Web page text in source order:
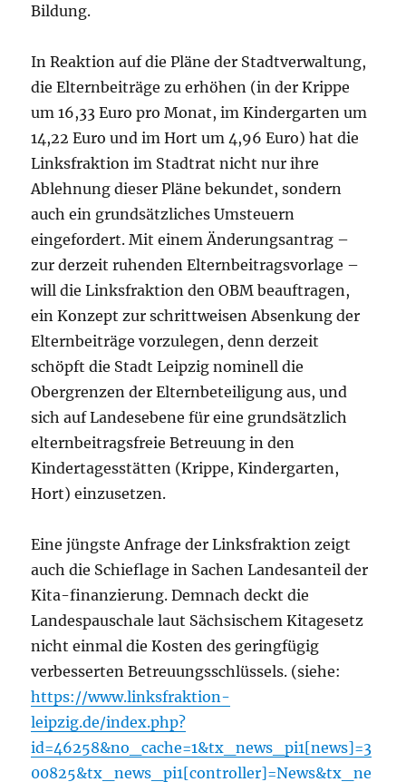
Bildung.
In Reaktion auf die Pläne der Stadtverwaltung,
die Elternbeiträge zu erhöhen (in der Krippe
um 16,33 Euro pro Monat, im Kindergarten um
14,22 Euro und im Hort um 4,96 Euro) hat die
Linksfraktion im Stadtrat nicht nur ihre
Ablehnung dieser Pläne bekundet, sondern
auch ein grundsätzliches Umsteuern
eingefordert. Mit einem Änderungsantrag –
zur derzeit ruhenden Elternbeitragsvorlage –
will die Linksfraktion den OBM beauftragen,
ein Konzept zur schrittweisen Absenkung der
Elternbeiträge vorzulegen, denn derzeit
schöpft die Stadt Leipzig nominell die
Obergrenzen der Elternbeteiligung aus, und
sich auf Landesebene für eine grundsätzlich
elternbeitragsfreie Betreuung in den
Kindertagesstätten (Krippe, Kindergarten,
Hort) einzusetzen.
Eine jüngste Anfrage der Linksfraktion zeigt
auch die Schieflage in Sachen Landesanteil der
Kita-finanzierung. Demnach deckt die
Landespauschale laut Sächsischem Kitagesetz
nicht einmal die Kosten des geringfügig
verbesserten Betreuungsschlüssels. (siehe:
https://www.linksfraktion-
leipzig.de/index.php?
id=46258&no_cache=1&tx_news_pi1[news]=3
00825&tx_news_pi1[controller]=News&tx_ne